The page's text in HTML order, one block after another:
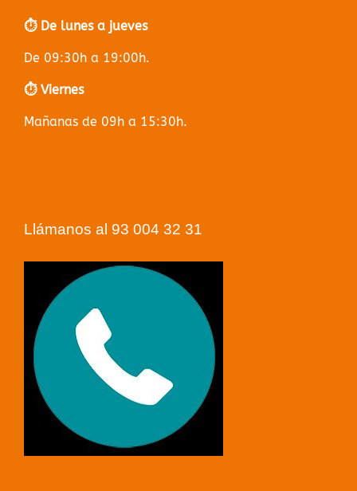
⏱️ De lunes a jueves
De 09:30h a 19:00h.
⏱️ Viernes
Mañanas de 09h a 15:30h.
Llámanos al 93 004 32 31